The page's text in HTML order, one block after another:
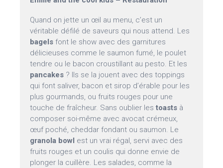
Quand on jette un œil au menu, c’est un
véritable défilé de saveurs qui nous attend. Les
bagels font le show avec des garnitures
délicieuses comme le saumon fumé, le poulet
tendre ou le bacon croustillant au pesto. Et les
pancakes ? Ils se la jouent avec des toppings
qui font saliver, bacon et sirop d’érable pour les
plus gourmands, ou fruits rouges pour une
touche de fraîcheur. Sans oublier lestoasts à
composer soi-même avec avocat crémeux,
œuf poché, cheddar fondant ou saumon. Le
granola bowl est un vrai régal, servi avec des
fruits rouges et un coulis qui donne envie de
plonger la cuillère. Les salades, comme la